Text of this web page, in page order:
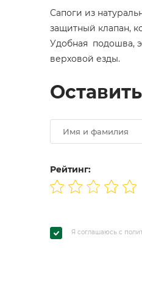
Сапоги из
защитный клапан,
Удобная подошва,
верховой езды.
Рейтинг:
Я соглашаюсь с